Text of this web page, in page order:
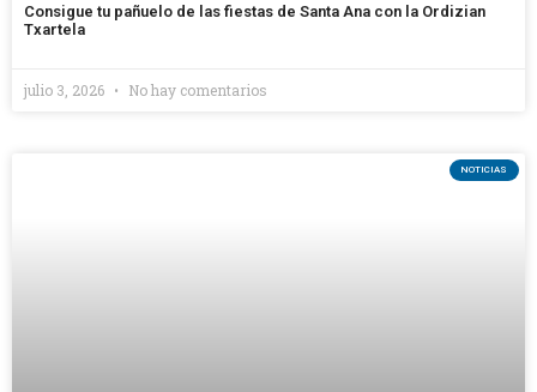
Consigue tu pañuelo de las fiestas de Santa Ana con la Ordizian
Txartela
julio 3, 2026 No hay comentarios
NOTICIAS